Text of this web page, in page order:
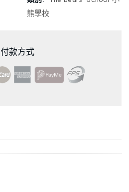
熊學校
付款方式